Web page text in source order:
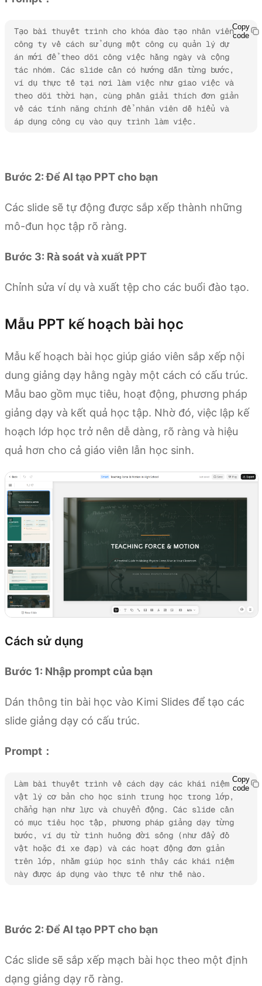
Tạo bài thuyết trình cho khóa đào tạo nhân viên
công ty về cách sử dụng một công cụ quản lý dự
án mới để theo dõi công việc hằng ngày và cộng
tác nhóm. Các slide cần có hướng dẫn từng bước,
ví dụ thực tế tại nơi làm việc như giao việc và
theo dõi thời hạn, cùng phần giải thích đơn giản
về các tính năng chính để nhân viên dễ hiểu và
áp dụng công cụ vào quy trình làm việc.
Copy
code
Bước 2: Để AI tạo PPT cho bạn
Các slide sẽ tự động được sắp xếp thành những
mô-đun học tập rõ ràng.
Bước 3: Rà soát và xuất PPT
Chỉnh sửa ví dụ và xuất tệp cho các buổi đào tạo.
Mẫu PPT kế hoạch bài học
Mẫu kế hoạch bài học giúp giáo viên sắp xếp nội
dung giảng dạy hằng ngày một cách có cấu trúc.
Mẫu bao gồm mục tiêu, hoạt động, phương pháp
giảng dạy và kết quả học tập. Nhờ đó, việc lập kế
hoạch lớp học trở nên dễ dàng, rõ ràng và hiệu
quả hơn cho cả giáo viên lẫn học sinh.
Cách sử dụng
Bước 1: Nhập prompt của bạn
Dán thông tin bài học vào Kimi Slides để tạo các
slide giảng dạy có cấu trúc.
Prompt：
Làm bài thuyết trình về cách dạy các khái niệm
vật lý cơ bản cho học sinh trung học trong lớp,
chẳng hạn như lực và chuyển động. Các slide cần
có mục tiêu học tập, phương pháp giảng dạy từng
bước, ví dụ từ tình huống đời sống (như đẩy đồ
vật hoặc đi xe đạp) và các hoạt động đơn giản
trên lớp, nhằm giúp học sinh thấy các khái niệm
này được áp dụng vào thực tế như thế nào.
Copy
code
Bước 2: Để AI tạo PPT cho bạn
Các slide sẽ sắp xếp mạch bài học theo một định
dạng giảng dạy rõ ràng.